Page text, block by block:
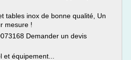
tables inox de bonne qualité, Un
mesure !
Demander un devis
équipement...